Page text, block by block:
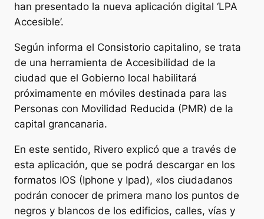
han presentado la nueva aplicación digital ‘LPA
Accesible’.
Según informa el Consistorio capitalino, se trata
de una herramienta de Accesibilidad de la
ciudad que el Gobierno local habilitará
próximamente en móviles destinada para las
Personas con Movilidad Reducida (PMR) de la
capital grancanaria.
En este sentido, Rivero explicó que a través de
esta aplicación, que se podrá descargar en los
formatos IOS (Iphone y Ipad), «los ciudadanos
podrán conocer de primera mano los puntos de
negros y blancos de los edificios, calles, vías y